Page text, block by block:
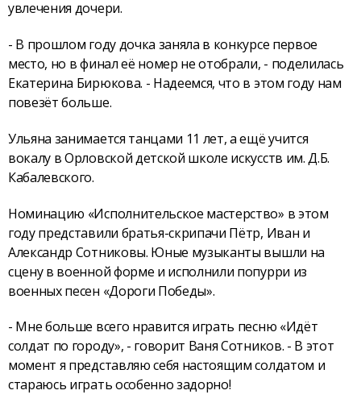
увлечения дочери.
- В прошлом году дочка заняла в конкурсе первое
место, но в финал её номер не отобрали, - поделилась
Екатерина Бирюкова. - Надеемся, что в этом году нам
повезёт больше.
Ульяна занимается танцами 11 лет, а ещё учится
вокалу в Орловской детской школе искусств им. Д.Б.
Кабалевского.
Номинацию «Исполнительское мастерство» в этом
году представили братья-скрипачи Пётр, Иван и
Александр Сотниковы. Юные музыканты вышли на
сцену в военной форме и исполнили попурри из
военных песен «Дороги Победы».
- Мне больше всего нравится играть песню «Идёт
солдат по городу», - говорит Ваня Сотников. - В этот
момент я представляю себя настоящим солдатом и
стараюсь играть особенно задорно!